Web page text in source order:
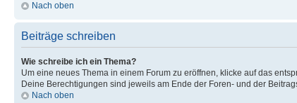
Nach oben
Beiträge schreiben
Wie schreibe ich ein Thema?
Um eine neues Thema in einem Forum zu eröffnen, klicke auf das
Deine Berechtigungen sind jeweils am Ende der Foren- und der
Nach oben